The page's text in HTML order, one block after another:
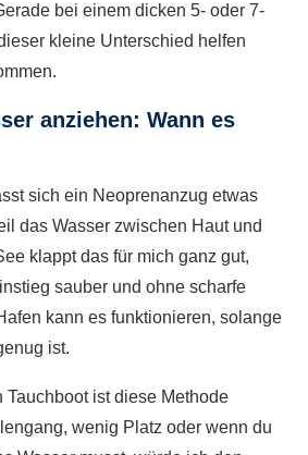
bei einem dicken 5- oder 7-
kleine Unterschied helfen
anziehen: Wann es
sich ein Neoprenanzug etwas
das Wasser zwischen Haut und
klappt das für mich ganz gut,
sauber und ohne scharfe
kann es funktionieren, solange
ist.
Tauchboot ist diese Methode
wenig Platz oder wenn du